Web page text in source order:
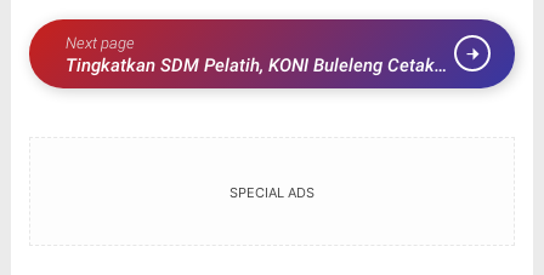
Next page
Tingkatkan SDM Pelatih, KONI Buleleng Cetak
63 Pelatih Bersertifikat Nasional
SPECIAL ADS